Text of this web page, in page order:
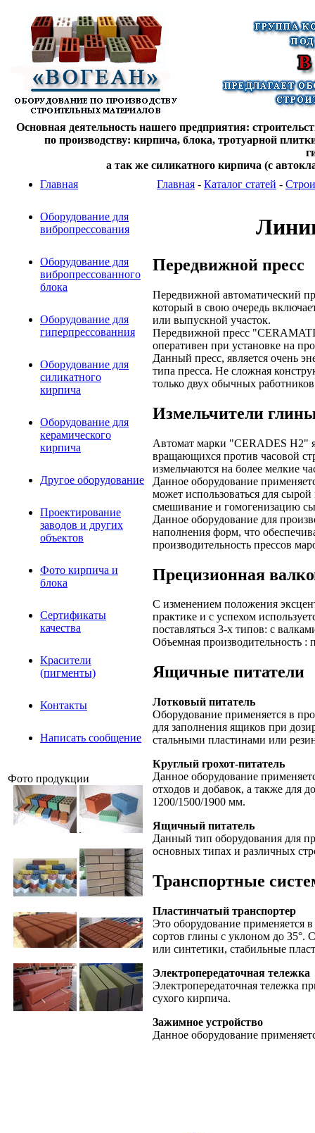
Основная деятельность нашего предприятия:
по производству: кирпича, блока, тротуарной
а так же силикатного кирпича (с
Главная
Оборудование для
вибропрессования
Оборудование для
вибропрессованного
блока
Оборудование для
гиперпрессованния
Оборудование для
силикатного
кирпича
Оборудование для
керамического
кирпича
Другое оборудование
Проектирование
заводов и других
объектов
Фото кирпича и
блока
Сертификаты
качества
Красители
(пигменты)
Контакты
Написать сообщение
Фото продукции
Главная - Каталог статей -
Передвижной пресс
Передвижной автоматический
который в свою очередь
или выпускной участок.
Передвижной пресс
оперативен при установке на
Данный пресс, является очень
типа пресса. Не сложная
только двух обычных
Измельчители
Автомат марки "CERADES H2"
вращающихся против часовой
измельчаются на более мелкие
Данное оборудование
может использоваться для
смешивание и гомогенизацию
Данное оборудование для
наполнения форм, что
производительность прессов
Прецизионная
С изменением положения
практике и с успехом
поставляться 3-х типов: с
Объемная производительность :
Ящичные питатели
Лотковый питатель
Оборудование применяется в
для заполнения ящиков при
стальными пластинами или
Круглый грохот-питатель
Данное оборудование
отходов и добавок, а также для
1200/1500/1900 мм.
Ящичный питатель
Данный тип оборудования для
основных типах и различных
Транспортные
Пластинчатый транспортер
Это оборудование применяется
сортов глины с уклоном до 35°.
или синтетики, стабильные
Электропередаточная тележка
Электропередаточная тележка
сухого кирпича.
Зажимное устройство
Данное оборудование